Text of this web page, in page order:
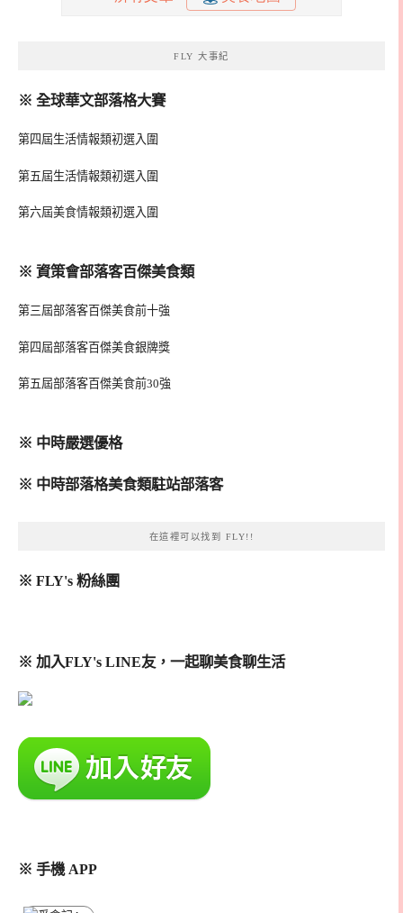
FLY 大事紀
※ 全球華文部落格大賽
第四屆生活情報類初選入圍
第五屆生活情報類初選入圍
第六屆美食情報類初選入圍
※ 資策會部落客百傑美食類
第三屆部落客百傑美食前十強
第四屆部落客百傑美食銀牌獎
第五屆部落客百傑美食前30強
※ 中時嚴選優格
※ 中時部落格美食類駐站部落客
在這裡可以找到 FLY!!
※ FLY's 粉絲團
※ 加入FLY's LINE友，一起聊美食聊生活
※ 手機 APP